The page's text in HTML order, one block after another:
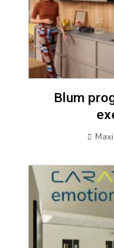
Blum